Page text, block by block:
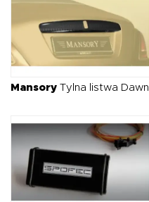
Mansory Tylna listwa Dawn